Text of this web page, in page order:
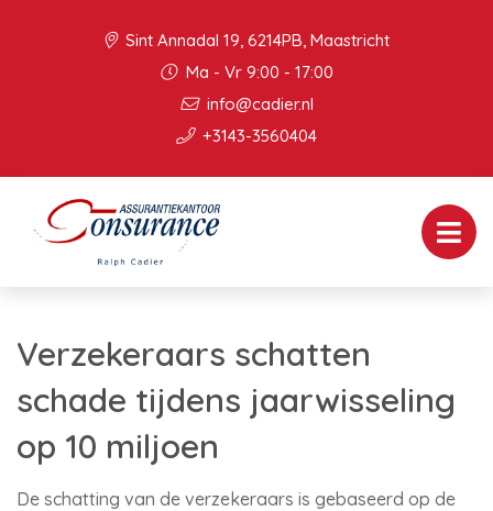
Sint Annadal 19, 6214PB, Maastricht
Ma - Vr 9:00 - 17:00
info@cadier.nl
+3143-3560404
Verzekeraars schatten
schade tijdens jaarwisseling
op 10 miljoen
De schatting van de verzekeraars is gebaseerd op de